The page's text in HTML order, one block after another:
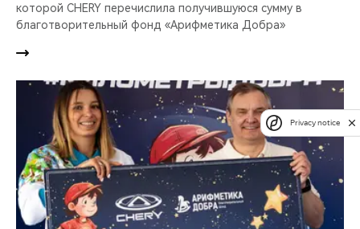
которой CHERY перечислила получившуюся сумму в
благотворительный фонд «Арифметика Добра»
Privacy notice